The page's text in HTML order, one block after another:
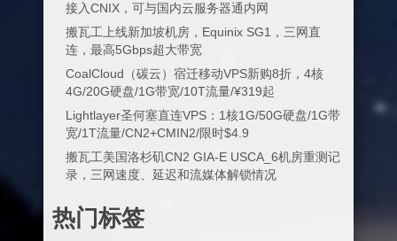
接入CNIX，可与国内云服务器通内网
搬瓦工上线新加坡机房，Equinix SG1，三网直
连，最高5Gbps超大带宽
CoalCloud（碳云）宿迁移动VPS新购8折，4核
4G/20G硬盘/1G带宽/10T流量/¥319起
Lightlayer圣何塞直连VPS：1核1G/50G硬盘/1G带
宽/1T流量/CN2+CMIN2/限时$4.9
搬瓦工美国洛杉矶CN2 GIA-E USCA_6机房重测记
录，三网速度、延迟和流媒体解锁情况
热门标签